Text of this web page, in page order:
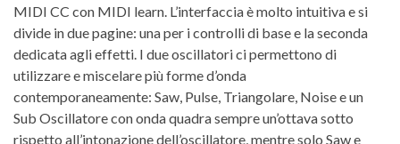
MIDI CC con MIDI learn. L’interfaccia è molto intuitiva e si
divide in due pagine: una per i controlli di base e la seconda
dedicata agli effetti. I due oscillatori ci permettono di
utilizzare e miscelare più forme d’onda
contemporaneamente: Saw, Pulse, Triangolare, Noise e un
Sub Oscillatore con onda quadra sempre un’ottava sotto
rispetto all’intonazione dell’oscillatore, mentre solo Saw e